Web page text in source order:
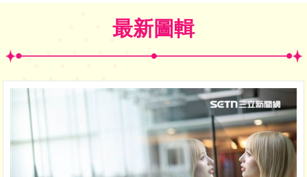
最新圖輯